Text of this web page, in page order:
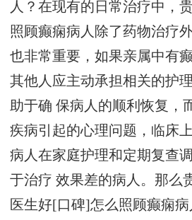
人？在现有的日常治疗中，
照顾癫痫病人除了药物治疗
也非常重要，如果亲属中有
其他人应主动承担相关的护
助于确 保病人的顺利恢复，
疾病引起的心理问题，临床
病人在家庭护理和定期复查
于治疗 效果差的病人。那么
医生好[口碑]怎么照顾癫痫病